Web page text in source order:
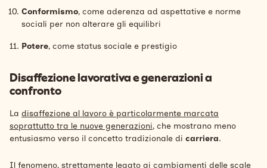
Conformismo, come aderenza ad aspettative e norme
sociali per non alterare gli equilibri
Potere, come status sociale e prestigio
Disaffezione lavorativa e generazioni a
confronto
La disaffezione al lavoro è particolarmente marcata
soprattutto tra le nuove generazioni, che mostrano meno
entusiasmo verso il concetto tradizionale di carriera.
Il fenomeno, strettamente legato ai cambiamenti delle scale